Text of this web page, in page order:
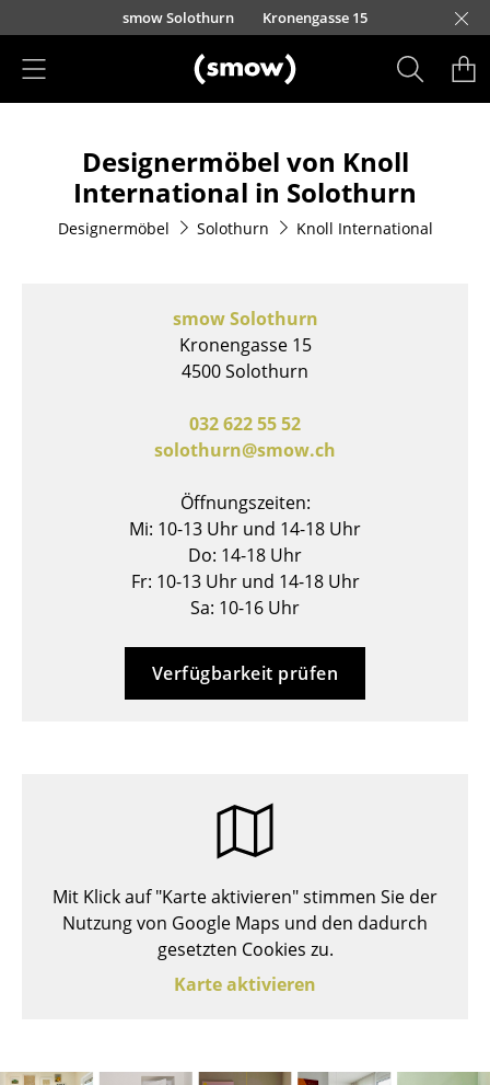
Direkt zum Inhaltsmow Solothurn Kronengasse 15
Sitzmöbel
Gartenstühle
Kinderstühle
Einzelteile
... alle Sitzmöbel
Designermöbel von Knoll
International in Solothurn
Designermöbel Solothurn Knoll International
smow Solothurn
Kronengasse 15
4500 Solothurn
032 622 55 52
solothurn@smow.ch
Öffnungszeiten:
Mi: 10-13 Uhr und 14-18 Uhr
Do: 14-18 Uhr
Fr: 10-13 Uhr und 14-18 Uhr
Sa: 10-16 Uhr
Verfügbarkeit prüfen
Mit Klick auf "Karte aktivieren" stimmen Sie der
Nutzung von Google Maps und den dadurch
gesetzten Cookies zu.
Karte aktivieren